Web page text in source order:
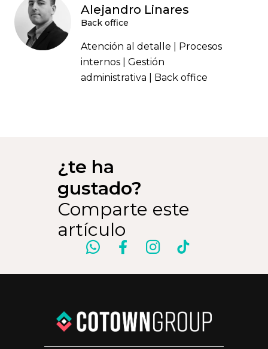
Alejandro Linares
Back office
Atención al detalle | Procesos
internos | Gestión
administrativa | Back office
¿te ha
gustado?
Comparte este
artículo